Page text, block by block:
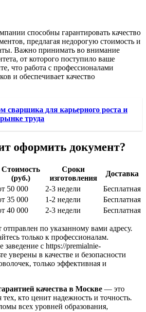
способны гарантировать качество
предлагая недорогую стоимость и
Важно принимать во внимание
от которого поступило ваше
что работа с профессионалами
и обеспечивает качество
сварщика для карьерного роста и
труда
оформить документ?
Стоимость
(руб.)
Сроки
изготовления
Доставка
50 000 2-3 недели
Бесплатная
35 000 1-2 недели
Бесплатная
40 000 2-3 недели Бесплатная
отправлен по указанному вами адресу.
только к профессионалам.
с https://premialnie-
уверены в качестве и безопасности
только эффективная и
качества в Москве — это
кто ценит надежность и точность.
всех уровней образования,